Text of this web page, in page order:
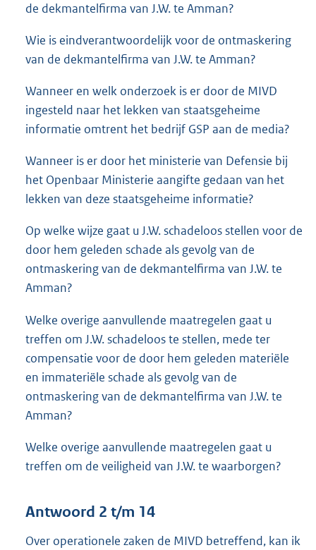
de dekmantelfirma van J.W. te Amman?
Wie is eindverantwoordelijk voor de ontmaskering
van de dekmantelfirma van J.W. te Amman?
Wanneer en welk onderzoek is er door de MIVD
ingesteld naar het lekken van staatsgeheime
informatie omtrent het bedrijf GSP aan de media?
Wanneer is er door het ministerie van Defensie bij
het Openbaar Ministerie aangifte gedaan van het
lekken van deze staatsgeheime informatie?
Op welke wijze gaat u J.W. schadeloos stellen voor de
door hem geleden schade als gevolg van de
ontmaskering van de dekmantelfirma van J.W. te
Amman?
Welke overige aanvullende maatregelen gaat u
treffen om J.W. schadeloos te stellen, mede ter
compensatie voor de door hem geleden materiële
en immateriële schade als gevolg van de
ontmaskering van de dekmantelfirma van J.W. te
Amman?
Welke overige aanvullende maatregelen gaat u
treffen om de veiligheid van J.W. te waarborgen?
Antwoord 2 t/m 14
Over operationele zaken de MIVD betreffend, kan ik